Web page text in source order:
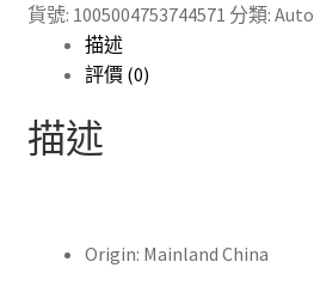
水
於
清
貨號: 1005004753744571 分類: Auto
描述
評價 (0)
描述
Origin: Mainland China